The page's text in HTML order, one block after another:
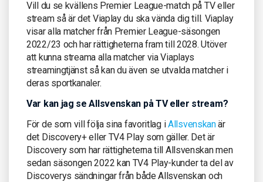
Vill du se kvällens Premier League-match på TV eller
stream så är det Viaplay du ska vända dig till. Viaplay
visar alla matcher från Premier League-säsongen
2022/23 och har rättigheterna fram till 2028. Utöver
att kunna streama alla matcher via Viaplays
streamingtjänst så kan du även se utvalda matcher i
deras sportkanaler.
Var kan jag se Allsvenskan på TV eller stream?
För de som vill följa sina favoritlag iAllsvenskanär
det Discovery+ eller TV4 Play som gäller. Det är
Discovery som har rättigheterna till Allsvenskan men
sedan säsongen 2022 kan TV4 Play-kunder ta del av
Discoverys sändningar från både Allsvenskan och